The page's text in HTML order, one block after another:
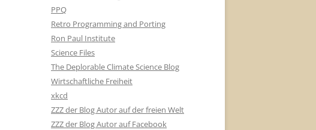
PPQ
Retro Programming and Porting
Ron Paul Institute
Science Files
The Deplorable Climate Science Blog
Wirtschaftliche Freiheit
xkcd
ZZZ der Blog Autor auf der freien Welt
ZZZ der Blog Autor auf Facebook